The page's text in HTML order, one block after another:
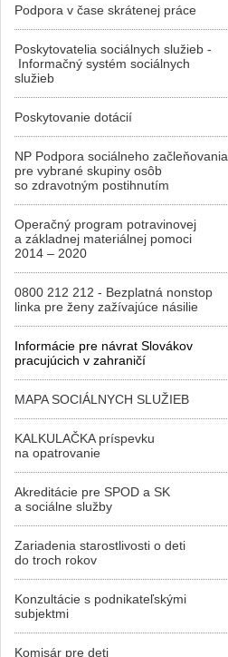
Podpora v čase skrátenej práce
Poskytovatelia sociálnych služieb -
Informačný systém sociálnych
služieb
Poskytovanie dotácií
NP Podpora sociálneho začleňovania
pre vybrané skupiny osôb
so zdravotným postihnutím
Operačný program potravinovej
a základnej materiálnej pomoci
2014 – 2020
0800 212 212 - Bezplatná nonstop
linka pre ženy zažívajúce násilie
Informácie pre návrat Slovákov
pracujúcich v zahraničí
MAPA SOCIÁLNYCH SLUŽIEB
KALKULAČKA príspevku
na opatrovanie
Akreditácie pre SPOD a SK
a sociálne služby
Zariadenia starostlivosti o deti
do troch rokov
Konzultácie s podnikateľskými
subjektmi
Komisár pre deti